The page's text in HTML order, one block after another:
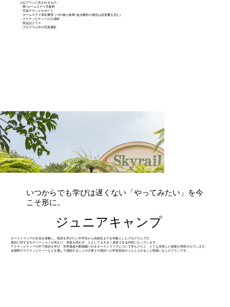
上記プランに含まれるもの
・寮/ホームステイ手配料
​・空港アテンドサポート
・ホームステイ滞在費用（1日3食の食事​/徒歩圏外の場合は送迎費を含む）
・アクティビティーの入場料
・英会話クラス
​・プログラム中の写真撮影
いつからでも学びは遅くない「やってみたい」を今
こそ形に。
​ジュニアキャンプ
オーストラリアの文化を体験し、英語を学びたい中学生から高校生までを対象としたプログラムです。
英語に対するモチベーションが高まり、失敗を恐れず、人としても大きく成長できる内容になっています。
アクティビティーの中で英語を学び、世界遺産や動物園へ行きオーストラリアについて学んだりと、とても充実した授業が用意されています。
短期間でアクティビティーなどを通して挑戦することの大事さや英語への学習意欲がぐんと上がること間違いなしのプランです。